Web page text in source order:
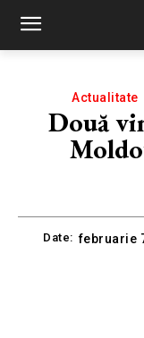
Actualitate
Două
Date: februarie